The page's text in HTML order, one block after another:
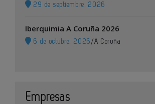
29 de septiembre, 2026
Iberquimia A Coruña 2026
6 de octubre, 2026 /A Coruña
Empresas